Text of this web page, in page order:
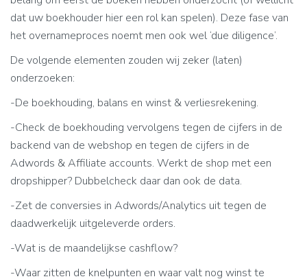
dat uw boekhouder hier een rol kan spelen). Deze fase van
het overnameproces noemt men ook wel ‘due diligence’.
De volgende elementen zouden wij zeker (laten)
onderzoeken:
-De boekhouding, balans en winst & verliesrekening.
-Check de boekhouding vervolgens tegen de cijfers in de
backend van de webshop en tegen de cijfers in de
Adwords & Affiliate accounts. Werkt de shop met een
dropshipper? Dubbelcheck daar dan ook de data.
-Zet de conversies in Adwords/Analytics uit tegen de
daadwerkelijk uitgeleverde orders.
-Wat is de maandelijkse cashflow?
-Waar zitten de knelpunten en waar valt nog winst te